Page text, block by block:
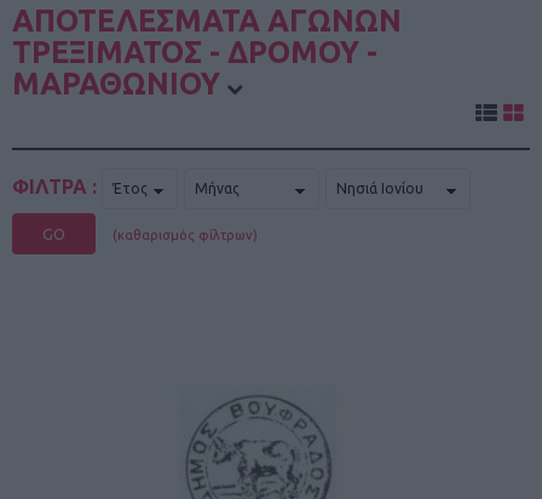
ΑΠΟΤΕΛΕΣΜΑΤΑ ΑΓΩΝΩΝ
ΤΡΕΞΙΜΑΤΟΣ - ΔΡΟΜΟΥ -
ΜΑΡΑΘΩΝΙΟΥ
ΦΙΛΤΡΑ :
GO (καθαρισμός φίλτρων)